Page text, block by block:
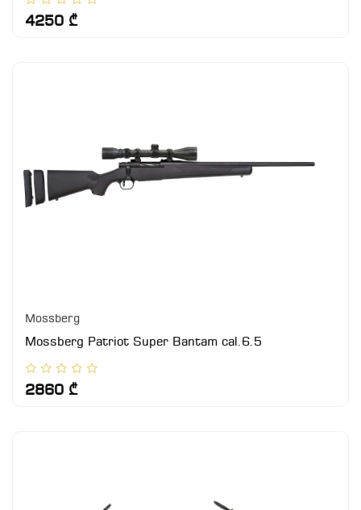
4250 ₾
Mossberg
Mossberg Patriot Super Bantam cal.6.5
2860 ₾